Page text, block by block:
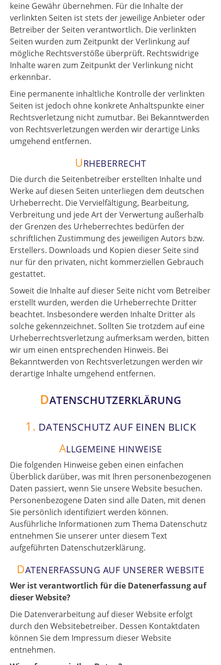
keine Gewähr übernehmen. Für die Inhalte der
verlinkten Seiten ist stets der jeweilige Anbieter oder
Betreiber der Seiten verantwortlich. Die verlinkten
Seiten wurden zum Zeitpunkt der Verlinkung auf
mögliche Rechtsverstöße überprüft. Rechtswidrige
Inhalte waren zum Zeitpunkt der Verlinkung nicht
erkennbar.
Eine permanente inhaltliche Kontrolle der verlinkten
Seiten ist jedoch ohne konkrete Anhaltspunkte einer
Rechtsverletzung nicht zumutbar. Bei Bekanntwerden
von Rechtsverletzungen werden wir derartige Links
umgehend entfernen.
URHEBERRECHT
Die durch die Seitenbetreiber erstellten Inhalte und
Werke auf diesen Seiten unterliegen dem deutschen
Urheberrecht. Die Vervielfältigung, Bearbeitung,
Verbreitung und jede Art der Verwertung außerhalb
der Grenzen des Urheberrechtes bedürfen der
schriftlichen Zustimmung des jeweiligen Autors bzw.
Erstellers. Downloads und Kopien dieser Seite sind
nur für den privaten, nicht kommerziellen Gebrauch
gestattet.
Soweit die Inhalte auf dieser Seite nicht vom Betreiber
erstellt wurden, werden die Urheberrechte Dritter
beachtet. Insbesondere werden Inhalte Dritter als
solche gekennzeichnet. Sollten Sie trotzdem auf eine
Urheberrechtsverletzung aufmerksam werden, bitten
wir um einen entsprechenden Hinweis. Bei
Bekanntwerden von Rechtsverletzungen werden wir
derartige Inhalte umgehend entfernen.
DATENSCHUTZERKLÄRUNG
1. DATENSCHUTZ AUF EINEN BLICK
ALLGEMEINE HINWEISE
Die folgenden Hinweise geben einen einfachen
Überblick darüber, was mit Ihren personenbezogenen
Daten passiert, wenn Sie unsere Website besuchen.
Personenbezogene Daten sind alle Daten, mit denen
Sie persönlich identifiziert werden können.
Ausführliche Informationen zum Thema Datenschutz
entnehmen Sie unserer unter diesem Text
aufgeführten Datenschutzerklärung.
DATENERFASSUNG AUF UNSERER WEBSITE
Wer ist verantwortlich für die Datenerfassung auf
dieser Website?
Die Datenverarbeitung auf dieser Website erfolgt
durch den Websitebetreiber. Dessen Kontaktdaten
können Sie dem Impressum dieser Website
entnehmen.